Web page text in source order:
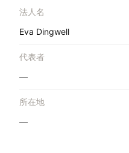
法人名
Eva Dingwell
代表者
—
所在地
—